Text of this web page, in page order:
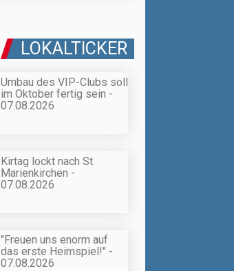
LOKALTICKER
Umbau des VIP-Clubs soll
im Oktober fertig sein -
07.08.2026
Kirtag lockt nach St.
Marienkirchen -
07.08.2026
"Freuen uns enorm auf
das erste Heimspiel!" -
07.08.2026